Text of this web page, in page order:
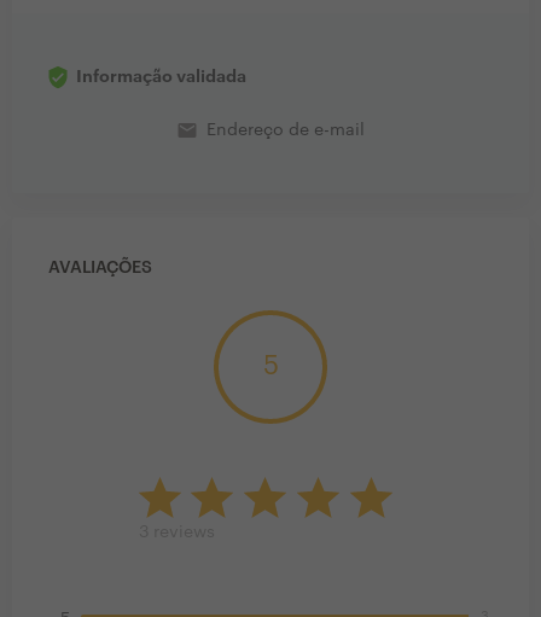
Informação validada
email Endereço de e-mail
AVALIAÇÕES
5